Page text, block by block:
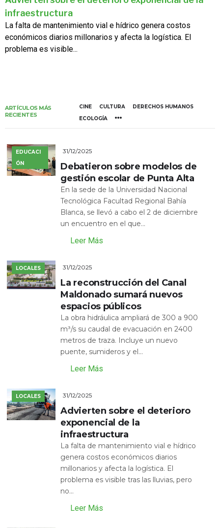
infraestructura
La falta de mantenimiento vial e hídrico genera costos
económicos diarios millonarios y afecta la logística. El
problema es visible...
ARTÍCULOS MÁS
RECIENTES
CINE CULTURA
DERECHOS HUMANOS
ECOLOGÍA
EDUCACI
ÓN
31/12/2025
Debatieron sobre modelos de
gestión escolar de Punta Alta
En la sede de la Universidad Nacional
Tecnológica Facultad Regional Bahía
Blanca, se llevó a cabo el 2 de diciembre
un encuentro en el que...
Leer Más
LOCALES 31/12/2025
La reconstrucción del Canal
Maldonado sumará nuevos
espacios públicos
La obra hidráulica ampliará de 300 a 900
m³/s su caudal de evacuación en 2400
metros de traza. Incluye un nuevo
puente, sumideros y el...
Leer Más
LOCALES 31/12/2025
Advierten sobre el deterioro
exponencial de la
infraestructura
La falta de mantenimiento vial e hídrico
genera costos económicos diarios
millonarios y afecta la logística. El
problema es visible tras las lluvias, pero
no...
Leer Más